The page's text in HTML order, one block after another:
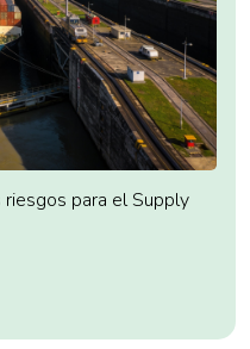
para el Supply